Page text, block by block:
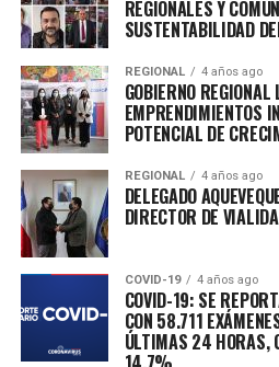
total de 39.299.489 analizados
positividad para las últimas 24
13,85% y en la Región
Con respecto a las Residencias
de 28 recintos de hospedaje, con
ocupación real a nivel nacional
un total de 900 camas
Informe Diario #COVID_19 – 11
? 10.667 casos nuevos
? 45.041 casos activos
REGIONALES Y
SUSTENTABILIDAD
REGIONAL 4 años ago
GOBIERNO
EMPRENDIMIENTOS
POTENCIAL DE
REGIONAL 4 años ago
DELEGADO
DIRECTOR DE
COVID-19 4 años ago
COVID-19: SE
CON 58.711
ÚLTIMAS 24 HORAS,